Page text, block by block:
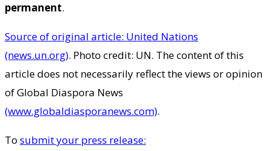
permanent.
Source of original article: United Nations
(news.un.org). Photo credit: UN. The content of this
article does not necessarily reflect the views or opinion
of Global Diaspora News
(www.globaldiasporanews.com).
To submit your press release: